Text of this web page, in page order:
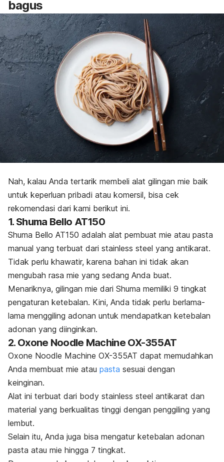
bagus
Nah, kalau Anda tertarik membeli alat gilingan mie baik
untuk keperluan pribadi atau komersil, bisa cek
rekomendasi dari kami berikut ini.
1. Shuma Bello AT150
Shuma Bello AT150 adalah alat pembuat mie atau pasta
manual yang terbuat dari stainless steel yang antikarat.
Tidak perlu khawatir, karena bahan ini tidak akan
mengubah rasa mie yang sedang Anda buat.
Menariknya, gilingan mie dari Shuma memiliki 9 tingkat
pengaturan ketebalan. Kini, Anda tidak perlu berlama-
lama menggiling adonan untuk mendapatkan ketebalan
adonan yang diinginkan.
2. Oxone Noodle Machine OX-355AT
Oxone Noodle Machine OX-355AT dapat memudahkan
Anda membuat mie atau pasta sesuai dengan
keinginan.
Alat ini terbuat dari body stainless steel antikarat dan
material yang berkualitas tinggi dengan penggiling yang
lembut.
Selain itu, Anda juga bisa mengatur ketebalan adonan
pasta atau mie hingga 7 tingkat.